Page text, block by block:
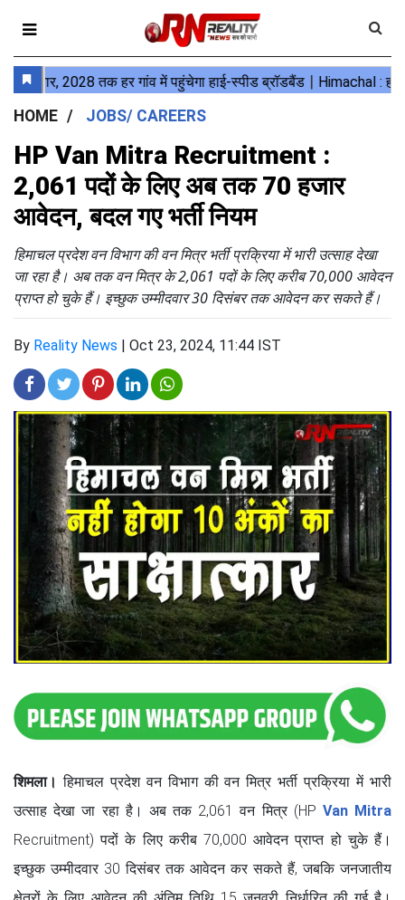
HOME JOBS/ CAREERS
HP Van Mitra Recruitment :
2,061 पदों के लिए अब तक 70 हजार
आवेदन, बदल गए भर्ती नियम
हिमाचल प्रदेश वन विभाग की वन मित्र भर्ती प्रक्रिया में भारी उत्साह देखा
जा रहा है। अब तक वन मित्र के 2,061 पदों के लिए करीब 70,000 आवेदन
प्राप्त हो चुके हैं। इच्छुक उम्मीदवार 30 दिसंबर तक आवेदन कर सकते हैं।
By Reality News | Oct 23, 2024, 11:44 IST
शिमला। हिमाचल प्रदेश वन विभाग की वन मित्र भर्ती प्रक्रिया में भारी
उत्साह देखा जा रहा है। अब तक 2,061 वन मित्र (HP Van Mitra
Recruitment) पदों के लिए करीब 70,000 आवेदन प्राप्त हो चुके हैं।
इच्छुक उम्मीदवार 30 दिसंबर तक आवेदन कर सकते हैं, जबकि जनजातीय